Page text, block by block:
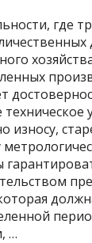
где
износу,
…